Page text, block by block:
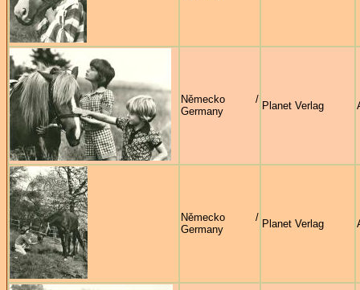
Německo /
Germany
Planet Verlag
Německo /
Germany
Planet Verlag